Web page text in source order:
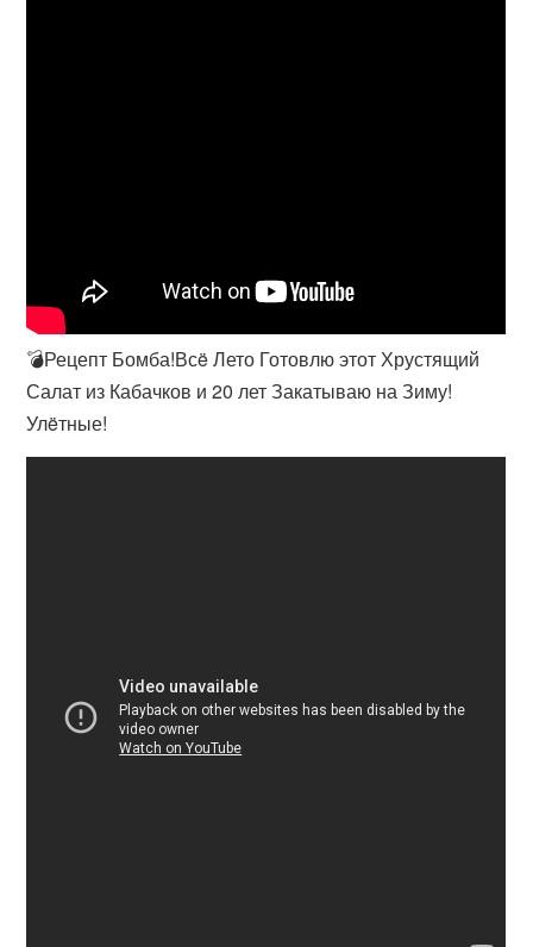
💣Рецепт Бомба!Всë Лето Готовлю этот Хрустящий
Салат из Кабачков и 20 лет Закатываю на Зиму!
Улëтные!